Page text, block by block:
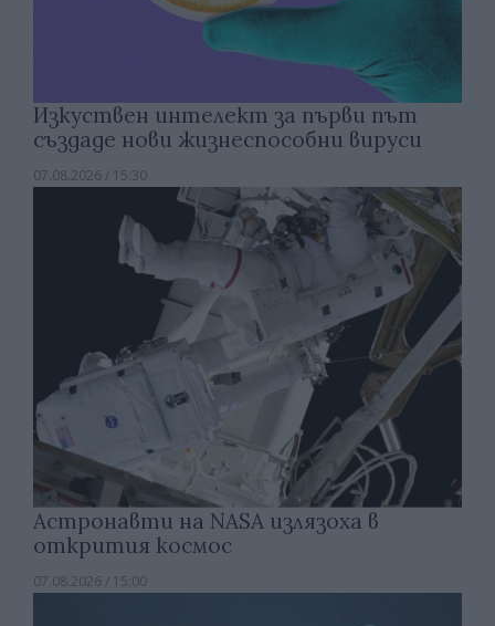
Изкуствен интелект за първи път
създаде нови жизнеспособни вируси
07.08.2026 / 15:30
Астронавти на NASA излязоха в
открития космос
07.08.2026 / 15:00